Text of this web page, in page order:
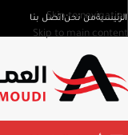
Skip to navigation
Skip to main content
الرئيسيةمن نحناتصل بنا